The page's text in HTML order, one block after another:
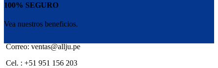
100% SEGURO
Vea nuestros beneficios.
Correo: ventas@allju.pe
Cel. : +51 951 156 203